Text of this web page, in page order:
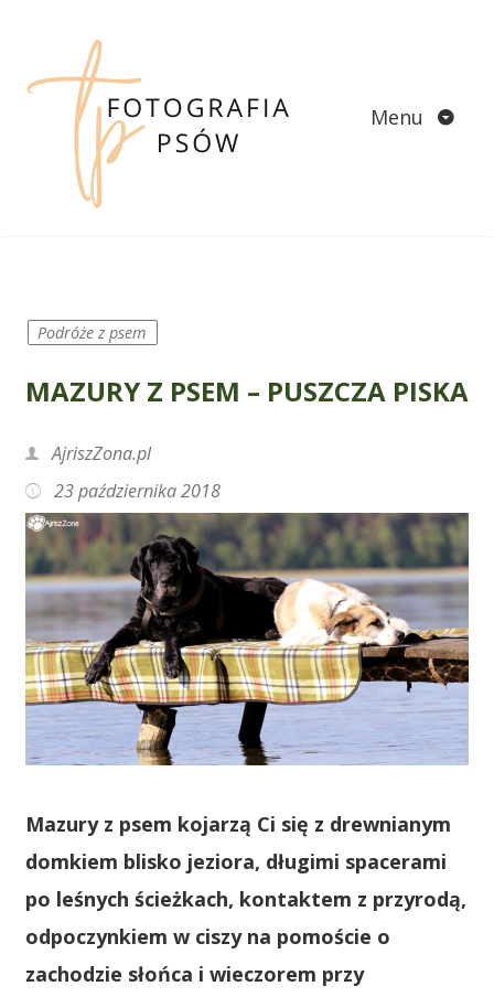
content
Menu
Podróże z psem
MAZURY Z PSEM – PUSZCZA PISKA
AjriszZona.pl
23 października 2018
Mazury z psem kojarzą Ci się z drewnianym
domkiem blisko jeziora, długimi spacerami
po leśnych ścieżkach, kontaktem z przyrodą,
odpoczynkiem w ciszy na pomoście o
zachodzie słońca i wieczorem przy